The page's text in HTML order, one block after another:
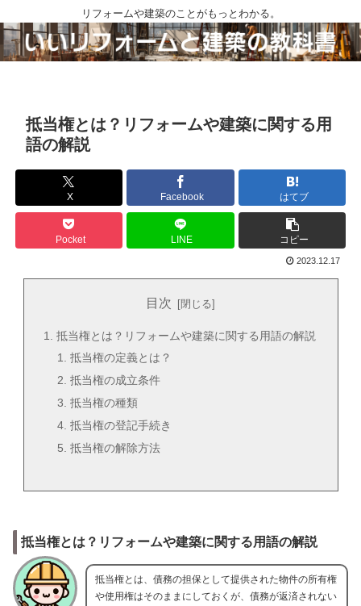
リフォームや建築のことがもっとわかる。
抵当権とは？リフォームや建築に関する用
語の解説
X Facebook はてブ
Pocket LINE コピー
2023.12.17
目次
抵当権とは？リフォームや建築に関する用語の解説
抵当権の定義とは？
抵当権の成立条件
抵当権の種類
抵当権の登記手続き
抵当権の解除方法
抵当権とは？リフォームや建築に関する用語の解説
抵当権とは、債務の担保として提供された物件の所有権
や使用権はそのままにしておくが、債務が返済されない